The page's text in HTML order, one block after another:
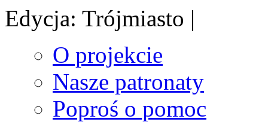
Edycja: Trójmiasto |
O projekcie
Nasze patronaty
Poproś o pomoc